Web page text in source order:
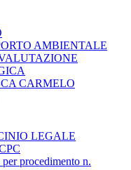
AMBIENTALE
CARMELO
LEGALE
procedimento n.